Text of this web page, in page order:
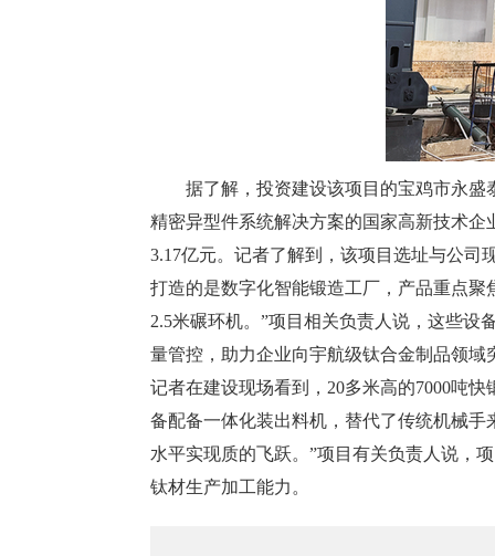
据了解，投资建设该项目的宝鸡市永
精密异型件系统解决方案的国家高新技术
3.17亿元。记者了解到，该项目选址与公司
打造的是数字化智能锻造工厂，产品重点聚
2.5米碾环机。”项目相关负责人说，这些
量管控，助力企业向宇航级钛合金制品领
记者在建设现场看到，20多米高的7000吨
备配备一体化装出料机，替代了传统机械
水平实现质的飞跃。”项目有关负责人说，
钛材生产加工能力。